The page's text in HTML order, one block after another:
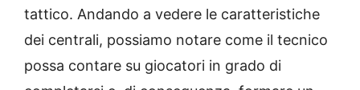
tattico. Andando a vedere le caratteristiche
dei centrali, possiamo notare come il tecnico
possa contare su giocatori in grado di